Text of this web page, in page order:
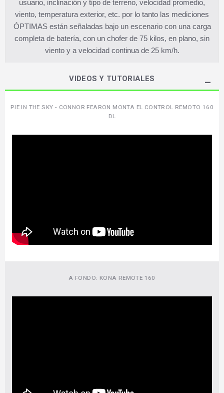
usuario, inclinación y tipo de terreno, velocidad promedio,
viento, temperatura exterior, etc. por lo tanto las mediciones
ÓPTIMAS están señaladas bajo un escenario con una carga
completa de batería, con un chofer de 75 kilos, en plano, sin
viento y a velocidad continua de 25 km/h.
VIDEOS Y TUTORIALES
PIE IN THE SKY - CONNOR FEARON MONTA EL CONTROL REMOTO 160
DL
A FONDO: KONA REMOTE 160